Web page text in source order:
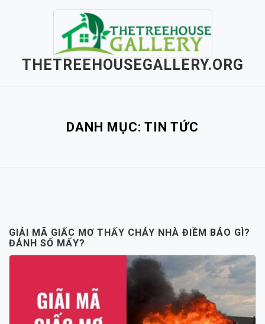
THETREEHOUSEGALLERY.ORG
DANH MỤC: TIN TỨC
GIẢI MÃ GIẤC MƠ THẤY CHÁY NHÀ ĐIỀM BÁO GÌ?
ĐÁNH SỐ MẤY?